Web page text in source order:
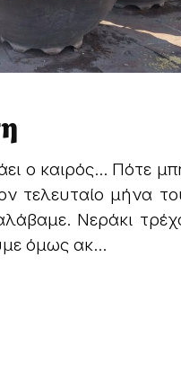
ο καιρός… Πότε
τελευταίο μήνα
Νεράκι
όμως ακ...